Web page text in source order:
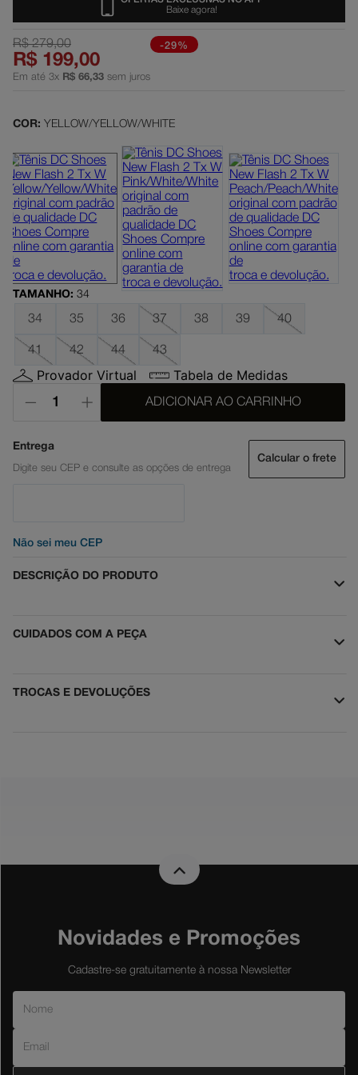
Baixe agora!
R$ 279,00
R$ 199,00
Em até 3x R$ 66,33 sem juros
-29%
COR: YELLOW/YELLOW/WHITE
TAMANHO: 34
34 35 36 37 38 39 40
41 42 44 43
Provador Virtual Tabela de Medidas
ADICIONAR AO CARRINHO
Não sei meu CEP
Calcular o frete
DESCRIÇÃO DO PRODUTO
CUIDADOS COM A PEÇA
TROCAS E DEVOLUÇÕES
Novidades e Promoções
Cadastre-se gratuitamente à nossa Newsletter
5º dc shoes
6º boné
7 º moletom
10º anvil